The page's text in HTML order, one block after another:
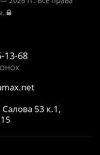
13-68
53 к.1,